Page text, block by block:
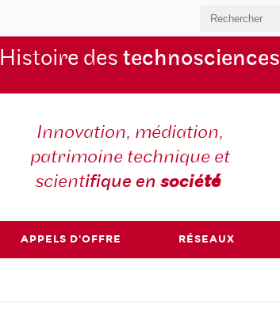
Histoire des technosciences
Innovation, médiation,
patrimoine technique et
scientifique ensociété
APPELS D'OFFRE RÉSEAUX